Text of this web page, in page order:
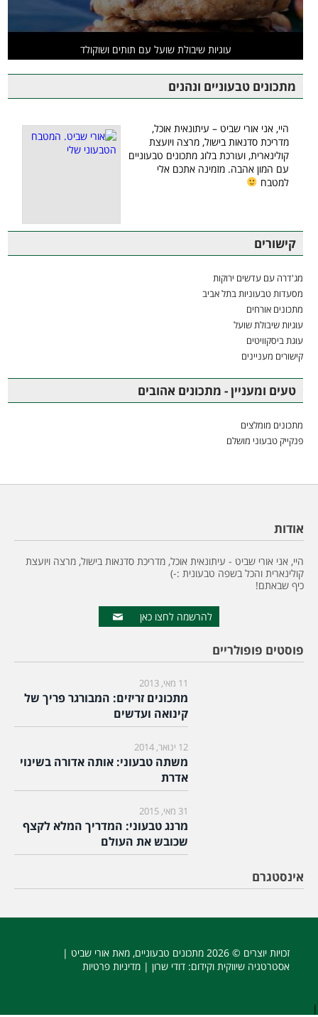
עוגיות שיבולת שועל עם תותים ושוקולד
מתכונים טבעוניים ונהנים
היי, אני אורי שביט – עיתונאית אוכל,
מדריכת סדנאות בישול, מרצה ויועצת
קולינארית, ועורכת בלוג מתכונים טבעוניים
עם המון אהבה. מזמינה אתכם אלי
למטבח
קישורים
מג'דרה עם עדשים ירוקות
מסעדות טבעוניות בתל אביב
מתכונים אורחים
עוגיות שיבולת שועל
עוגת ביסקוויטים
קישורים מעניינים
טעים ומעניין - מתכונים אהובים
מתכונים מומלצים
פנקייק טבעוני מושלם
אודות
היי, אני אורי שביט - עיתונאית אוכל, מדריכת סדנאות בישול, מרצה ויועצת
קולינארית והכל בשפה טבעונית :-)
כיף שבאתם!
להרשמה לחצו כאן
פוסטים פופולריים
11 מאי, 2013
מתכונים זריזים: המבורגר פריך של
קינואה ועדשים
12 ינואר, 2014
משתה טבעוני: אותה אדורה בשינוי
אדרת
31 מאי, 2015
מרנג טבעוני: המדריך המלא לקצף
שכובש את העולם
אינסטגרם
זכויות יוצרים © 2026 מתכונים טבעוניים, מאת אורי שביט |
אסטרטגיה שיווקית וקידום: דודי שרון | מדיניות פרטיות
|